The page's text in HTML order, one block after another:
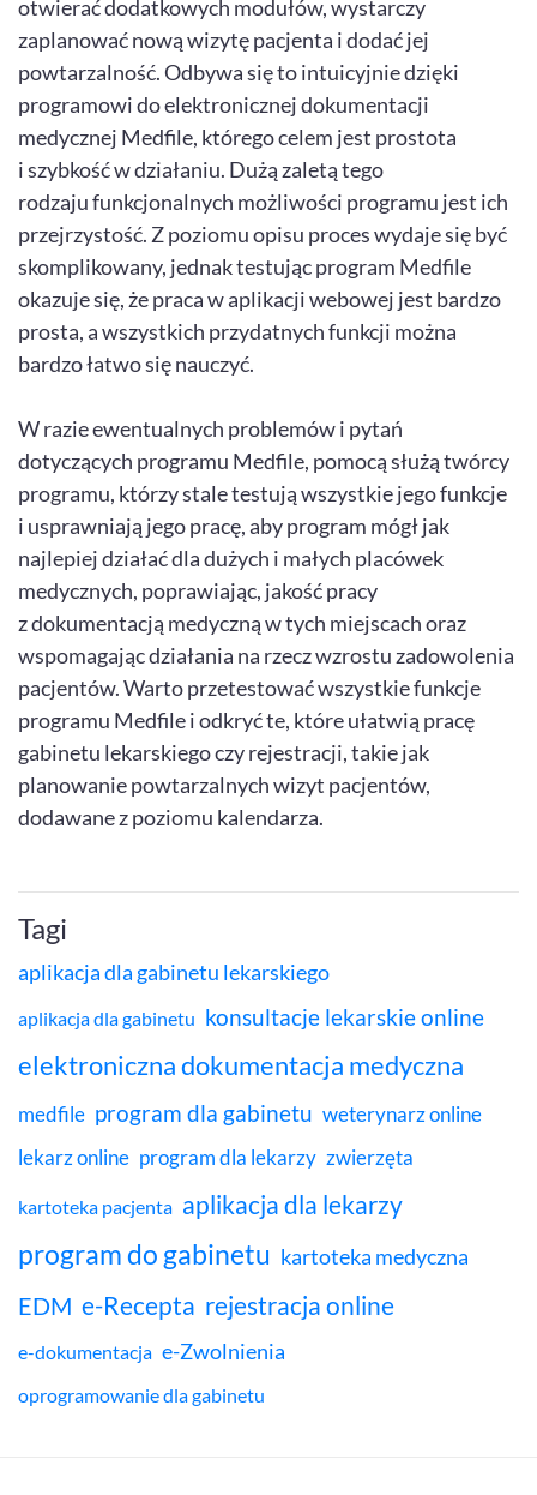
otwierać dodatkowych modułów, wystarczy
zaplanować nową wizytę pacjenta i dodać jej
powtarzalność. Odbywa się to intuicyjnie dzięki
programowi do elektronicznej dokumentacji
medycznej Medfile, którego celem jest prostota
i szybkość w działaniu. Dużą zaletą tego
rodzaju funkcjonalnych możliwości programu jest ich
przejrzystość. Z poziomu opisu proces wydaje się być
skomplikowany, jednak testując program Medfile
okazuje się, że praca w aplikacji webowej jest bardzo
prosta, a wszystkich przydatnych funkcji można
bardzo łatwo się nauczyć.
W razie ewentualnych problemów i pytań
dotyczących programu Medfile, pomocą służą twórcy
programu, którzy stale testują wszystkie jego funkcje
i usprawniają jego pracę, aby program mógł jak
najlepiej działać dla dużych i małych placówek
medycznych, poprawiając, jakość pracy
z dokumentacją medyczną w tych miejscach oraz
wspomagając działania na rzecz wzrostu zadowolenia
pacjentów. Warto przetestować wszystkie funkcje
programu Medfile i odkryć te, które ułatwią pracę
gabinetu lekarskiego czy rejestracji, takie jak
planowanie powtarzalnych wizyt pacjentów,
dodawane z poziomu kalendarza.
Tagi
aplikacja dla gabinetu lekarskiego
aplikacja dla gabinetu konsultacje lekarskie online
elektroniczna dokumentacja medyczna
medfile program dla gabinetu weterynarz online
lekarz online program dla lekarzy zwierzęta
kartoteka pacjenta aplikacja dla lekarzy
program do gabinetu kartoteka medyczna
EDM e-Recepta rejestracja online
e-dokumentacja e-Zwolnienia
oprogramowanie dla gabinetu